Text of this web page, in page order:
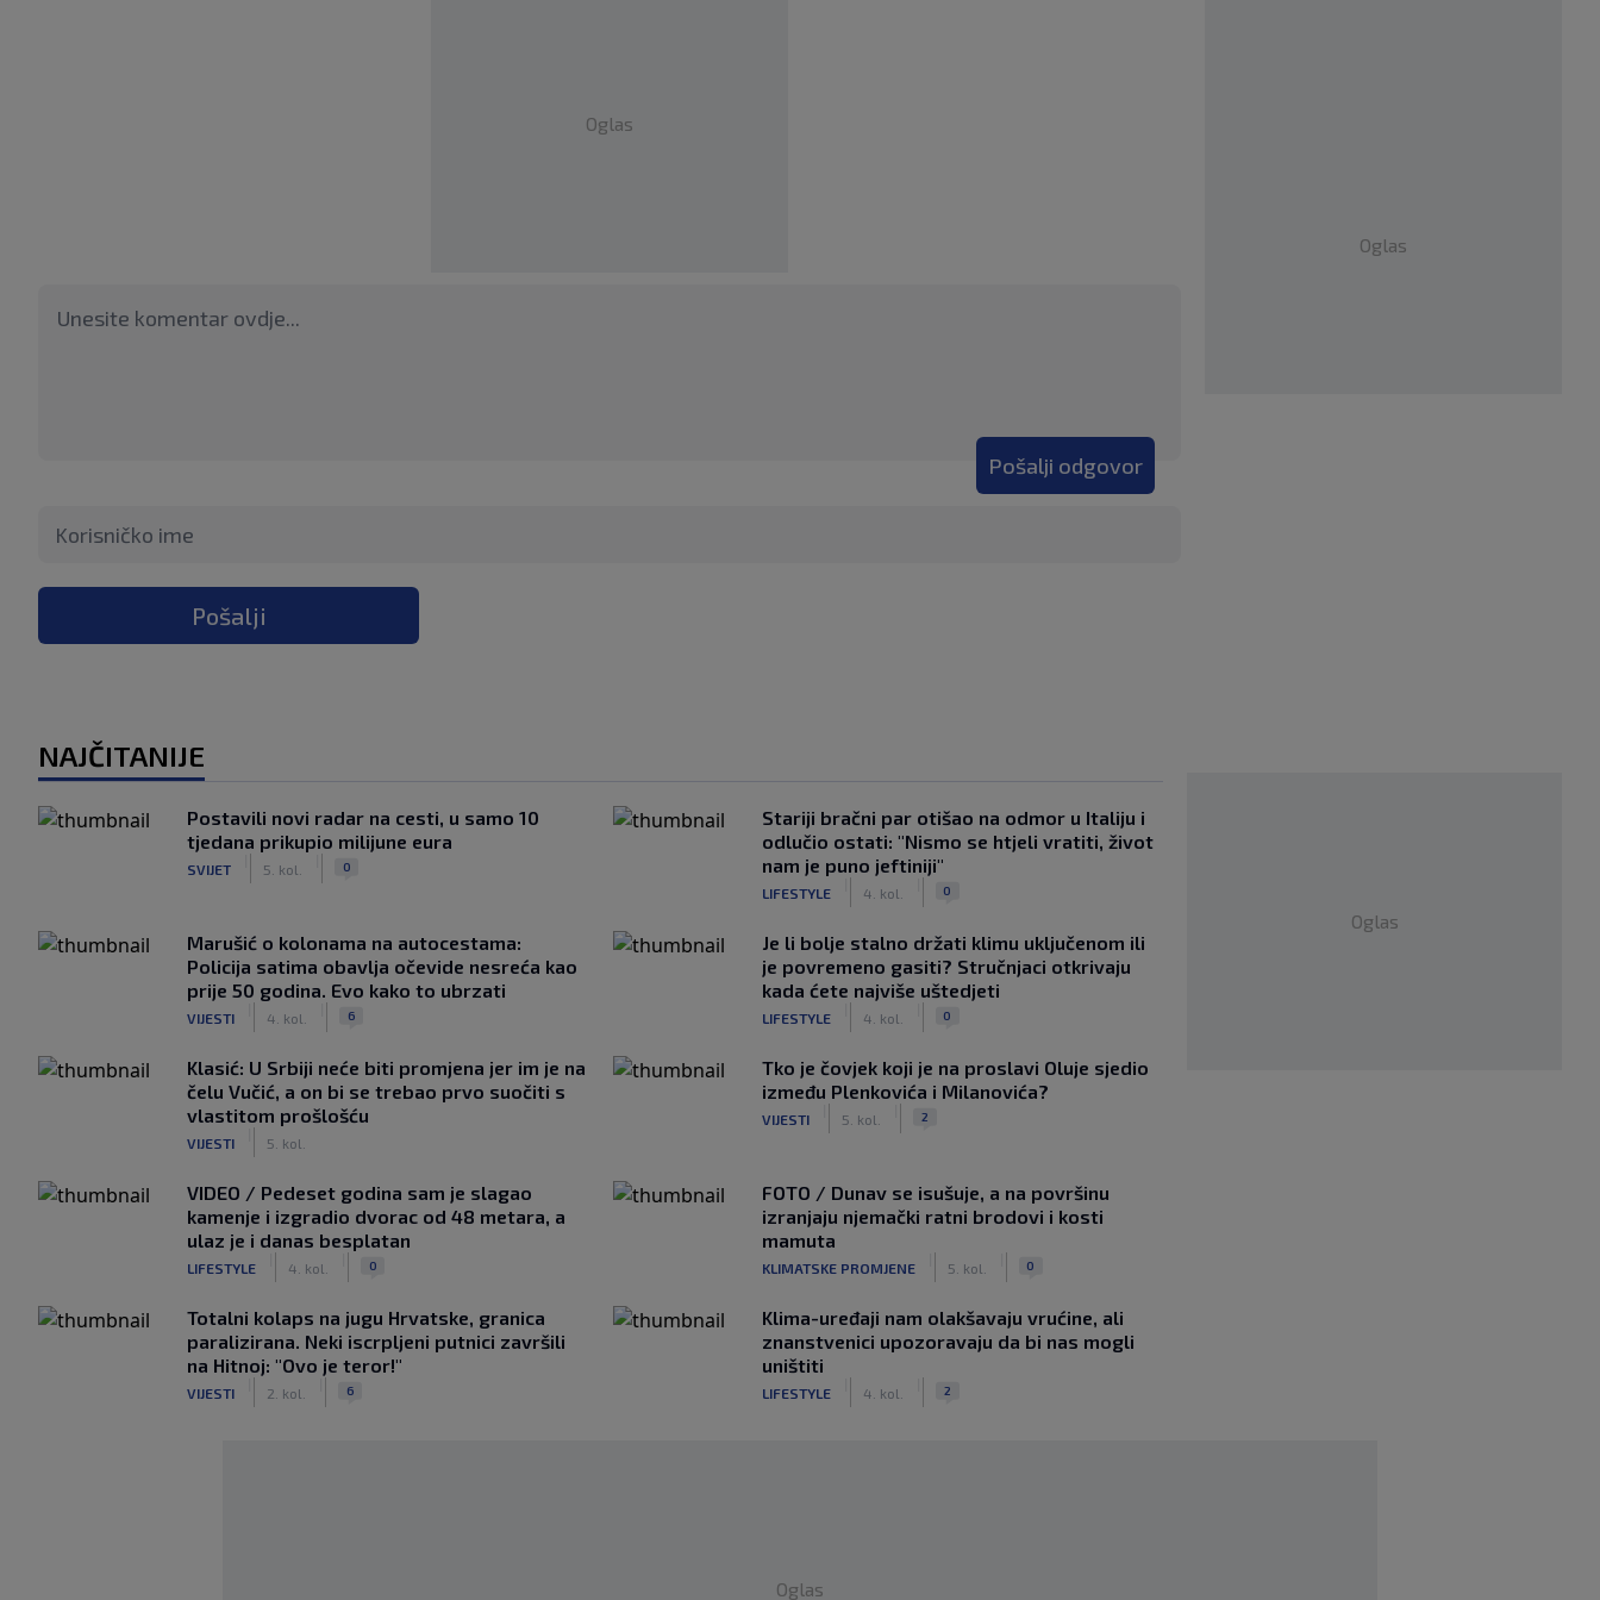
Oglas
Pošalji odgovor
Pošalji
Oglas
NAJČITANIJE
Postavili novi radar na cesti, u samo 10
tjedana prikupio milijune eura
SVIJET 5. kol. 0
Stariji bračni par otišao na odmor u Italiju i
odlučio ostati: "Nismo se htjeli vratiti, život
nam je puno jeftiniji"
LIFESTYLE 4. kol. 0
Marušić o kolonama na autocestama:
Policija satima obavlja očevide nesreća kao
prije 50 godina. Evo kako to ubrzati
VIJESTI 4. kol. 6
Je li bolje stalno držati klimu uključenom ili
je povremeno gasiti? Stručnjaci otkrivaju
kada ćete najviše uštedjeti
LIFESTYLE 4. kol. 0
Klasić: U Srbiji neće biti promjena jer im je na
čelu Vučić, a on bi se trebao prvo suočiti s
vlastitom prošlošću
VIJESTI 5. kol.
Tko je čovjek koji je na proslavi Oluje sjedio
između Plenkovića i Milanovića?
VIJESTI 5. kol. 2
VIDEO / Pedeset godina sam je slagao
kamenje i izgradio dvorac od 48 metara, a
ulaz je i danas besplatan
LIFESTYLE 4. kol. 0
FOTO / Dunav se isušuje, a na površinu
izranjaju njemački ratni brodovi i kosti
mamuta
KLIMATSKE PROMJENE 5. kol. 0
Totalni kolaps na jugu Hrvatske, granica
paralizirana. Neki iscrpljeni putnici završili
na Hitnoj: "Ovo je teror!"
VIJESTI 2. kol. 6
Klima-uređaji nam olakšavaju vrućine, ali
znanstvenici upozoravaju da bi nas mogli
uništiti
LIFESTYLE 4. kol. 2
Oglas
Oglas